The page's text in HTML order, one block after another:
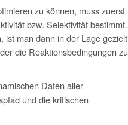
zu können, muss zuerst
bzw. Selektivität bestimmt.
ist man dann in der Lage gezielt
die Reaktionsbedingungen zu
Daten aller
und die kritischen